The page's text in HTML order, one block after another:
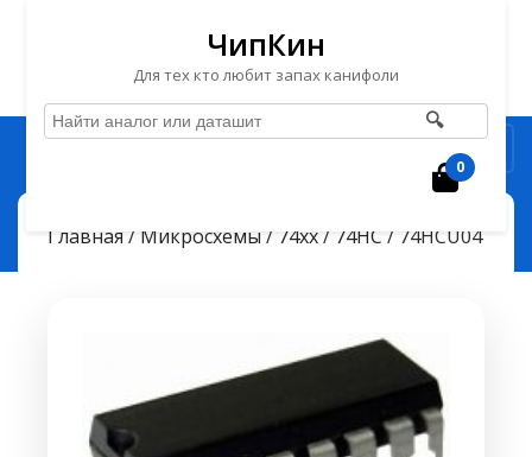
Перейти
содержимому
ЧипКин
Для тех кто любит запах канифоли
🔍
0
ЧипКин> > 74HCU04
Главная/ Микросхемы/ 74хх/ 74HC / 74HCU04